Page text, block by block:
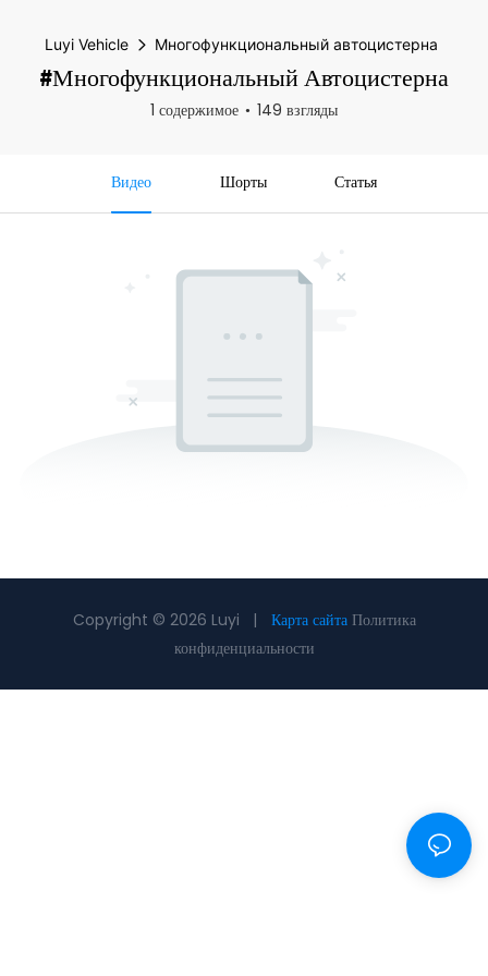
Luyi Vehicle Многофункциональный автоцистерна
#Многофункциональный Автоцистерна
1 содержимое 149 взгляды
Видео Шорты Статья
Copyright © 2026 Luyi | Карта сайта Политика
конфиденциальности